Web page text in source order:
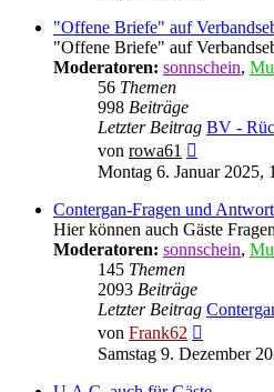
"Offene Briefe" auf
"Offene Briefe" auf
Moderatoren: sonnschein,
56 Themen
998 Beiträge
Letzter Beitrag BV -
von rowa61
Beitrag
Montag 6. Januar 2025,
Contergan-Fragen und
Hier können auch Gäste
Moderatoren: sonnschein,
145 Themen
2093 Beiträge
Letzter Beitrag
von Frank62
Beitrag
Samstag 9. Dezember